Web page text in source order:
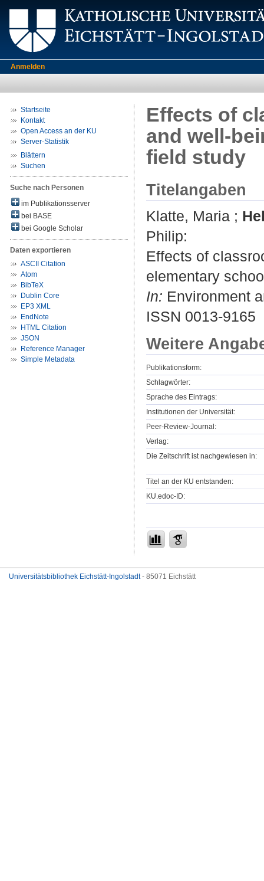
Anmelden
Startseite
Kontakt
Open Access an der KU
Server-Statistik
Blättern
Suchen
Suche nach Personen
im Publikationsserver
bei BASE
bei Google Scholar
Daten exportieren
ASCII Citation
Atom
BibTeX
Dublin Core
EP3 XML
EndNote
HTML Citation
JSON
Reference Manager
Simple Metadata
Effects of
and well-
field study
Titelangaben
Klatte, Maria ;
Philip:
Effects of
elementary
In: Environment
ISSN 0013-9165
Weitere
Publikationsform:
Schlagwörter:
Sprache des Eintrags:
Institutionen der Universität:
Peer-Review-Journal:
Verlag:
Die Zeitschrift ist nachgewiesen in:
Titel an der KU entstanden:
KU.edoc-ID:
Universitätsbibliothek Eichstätt-Ingolstadt- 85071 Eichstätt